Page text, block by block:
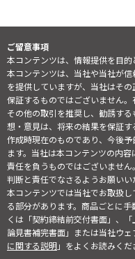
ご留意事項
本コンテンツは、情報提供を目的
本コンテンツは、当社や当社が
を提供していますが、当社はそ
保証するものではございません。
その他の取引を推奨し、勧誘す
想・意見は、将来の結果を保証
作成時現在のものであり、今後
ます。当社は本コンテンツの内
責任を負うものではございませ
判断と責任でなさるようお願いい
本コンテンツでは当社でお取扱
る部分があります。商品ごとに
くは「契約締結前交付書面」、
論見書補完書面」または当社ウ
に関する説明」をよくお読みくだ